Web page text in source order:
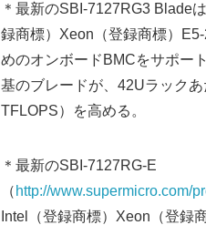
＊最新のSBI-7127RG3 Blade
録商標）Xeon（登録商標）
めのオンボードBMCをサポー
基のブレードが、42Uラック
TFLOPS）を高める。
＊最新のSBI-7127RG-E
（ http://www.supermicro.com/
Intel（登録商標）Xeon（登録